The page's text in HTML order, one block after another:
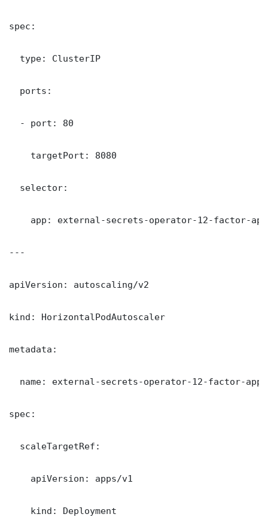
spec:
  type: ClusterIP
  ports:
  - port: 80
    targetPort: 8080
  selector:
    app: external-secrets-operator-12-factor-app
---
apiVersion: autoscaling/v2
kind: HorizontalPodAutoscaler
metadata:
  name: external-secrets-operator-12-factor-app
spec:
  scaleTargetRef:
    apiVersion: apps/v1
    kind: Deployment